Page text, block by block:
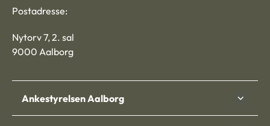
Postadresse:
Nytorv 7, 2. sal
9000 Aalborg
Ankestyrelsen Aalborg